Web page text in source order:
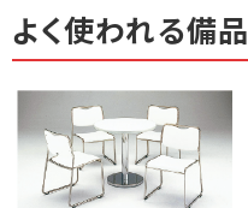
よく使われる備品